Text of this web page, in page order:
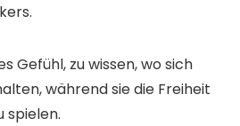
Gefühl, zu wissen, wo sich
während sie die Freiheit
spielen.